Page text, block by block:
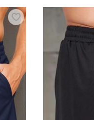
свободу
этом не > стеснять
товары из